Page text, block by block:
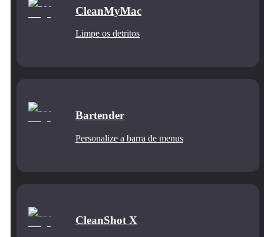
CleanMyMac
Limpe os detritos
Bartender
Personalize a barra de menus
CleanShot X